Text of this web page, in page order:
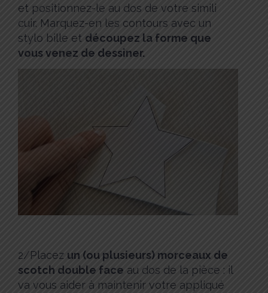
et positionnez-le au dos de votre simili
cuir. Marquez-en les contours avec un
stylo bille et découpez la forme que
vous venez de dessiner.
2/Placez un (ou plusieurs) morceaux de
scotch double face au dos de la pièce : il
va vous aider à maintenir votre appliqué